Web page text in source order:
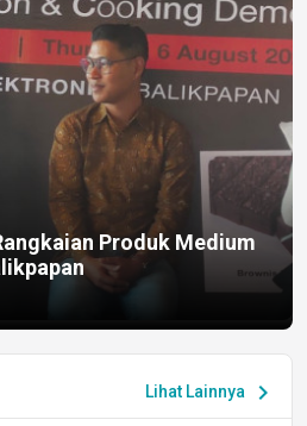
Produk Medium
Lihat Lainnya chevron_right